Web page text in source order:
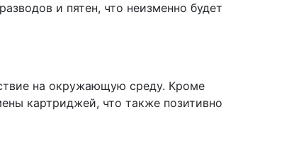
и пятен, что неизменно будет
на окружающую среду. Кроме
картриджей, что также позитивно